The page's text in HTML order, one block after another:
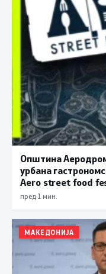
Општина
урбана
Aero street food
пред 1 мин.
МАКЕДОНИЈА